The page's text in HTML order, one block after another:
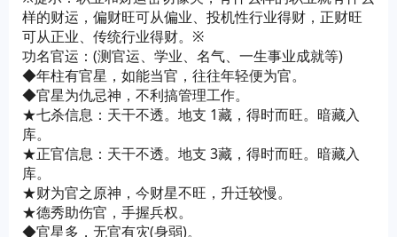
样的财运，偏财旺可从偏业、投机性行业得财，正财旺
可从正业、传统行业得财。※
功名官运：(测官运、学业、名气、一生事业成就等)
◆年柱有官星，如能当官，往往年轻便为官。
◆官星为仇忌神，不利搞管理工作。
★七杀信息：天干不透。地支 1藏，得时而旺。暗藏入
库。
★正官信息：天干不透。地支 3藏，得时而旺。暗藏入
库。
★财为官之原神，今财星不旺，升迁较慢。
★德秀助伤官，手握兵权。
◆官星多，无官有灾(身弱)。